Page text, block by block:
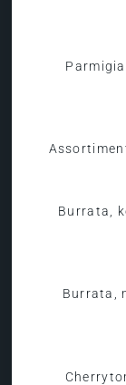
Burrata,
Burrata,